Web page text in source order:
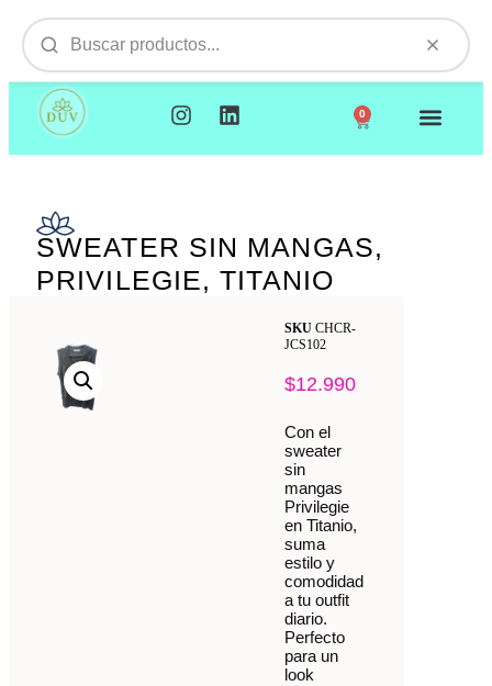
0
SWEATER SIN MANGAS,
PRIVILEGIE, TITANIO
SKUCHCR-
JCS102
$12.990
Con el
sweater
sin
mangas
Privilegie
en Titanio,
suma
estilo y
comodidad
a tu outfit
diario.
Perfecto
para un
look